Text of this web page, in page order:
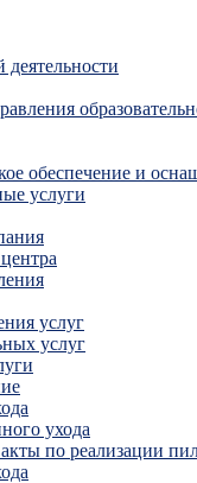
деятельности
обеспечение и
услуги
услуг
услуг
ухода
по реализации